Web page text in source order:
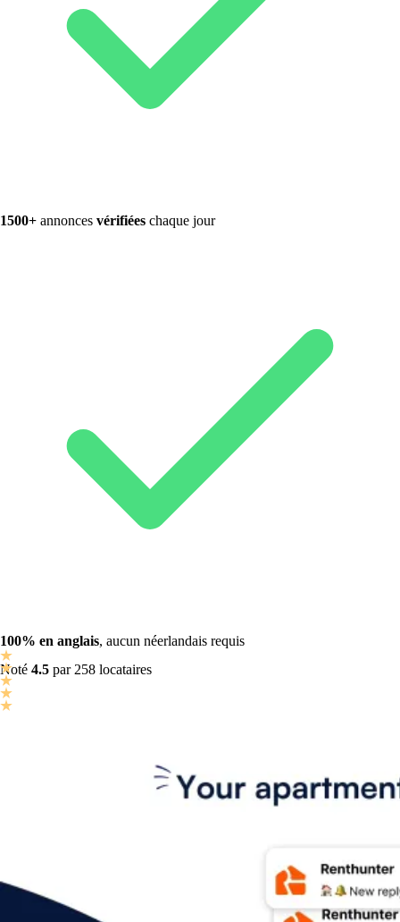
1500+ annonces vérifiées chaque jour
100% en anglais, aucun néerlandais requis
Noté 4.5 par 258 locataires